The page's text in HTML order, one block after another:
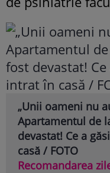
„Unii oameni nu
Apartamentul de
devastat! Ce a
casă / FOTO
Recomandarea